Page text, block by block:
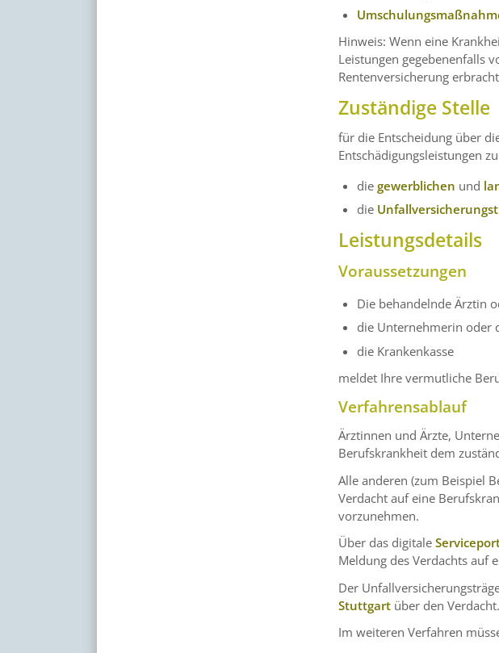
Hinweis: Wenn eine
Leistungen gegebenenfalls
Rentenversicherung
Zuständige Stelle
für die Entscheidung über
Entschädigungsleistungen
diegewerblichen und
die
Leistungsdetails
Voraussetzungen
Die behandelnde Ärztin
die Unternehmerin oder
die Krankenkasse
meldet Ihre vermutliche
Verfahrensablauf
Ärztinnen und Ärzte,
Berufskrankheit dem
Alle anderen (zum Beispiel
Verdacht auf eine
vorzunehmen.
Über das digitale
Meldung des Verdachts auf
Der
Stuttgart über den Verdacht.
Im weiteren Verfahren